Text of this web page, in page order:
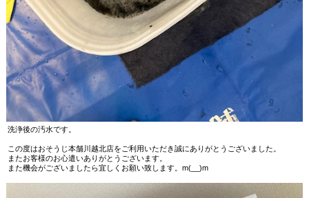
洗浄後の汚水です。
この度はおそうじ本舗川越北店をご利用いただき誠にありがとうございました。
またお客様のお心遣いありがとうございます。
また機会がございましたら宜しくお願い致します。m(__)m